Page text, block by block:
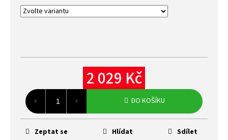
2 029 Kč
Měrná
cena:
DO KOŠÍKU
Zeptat se Hlídat Sdílet